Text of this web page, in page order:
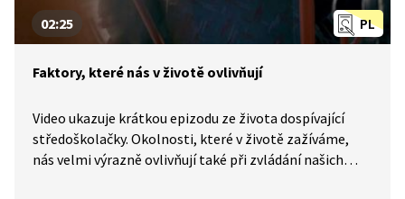
PL
02:25
Faktory, které nás v životě ovlivňují
Video ukazuje krátkou epizodu ze života dospívající
středoškolačky. Okolnosti, které v životě zažíváme,
nás velmi výrazně ovlivňují také při zvládání našich